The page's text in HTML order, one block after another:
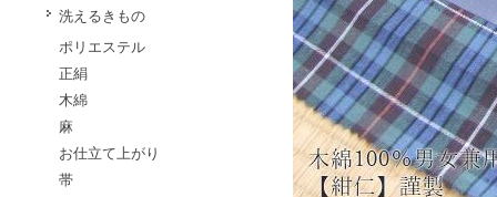
洗えるきもの
ポリエステル
正絹
木綿
麻
お仕立て上がり
帯